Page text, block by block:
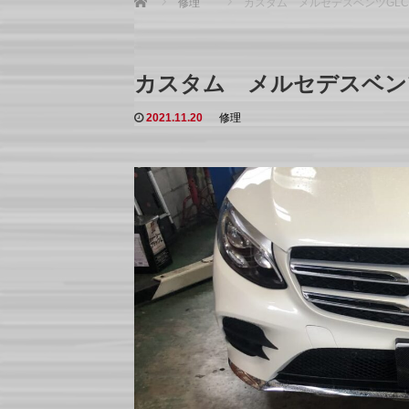
修理 カスタム メルセデスベンツGLC
カスタム メルセデスベ
2021.11.20 修理